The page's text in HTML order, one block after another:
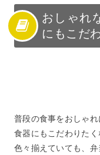
3
働く女性や男性
め
4
機能性とおしゃ
7
弁当箱はランチ
おしゃれ
にもこだ
普段の食事をおしゃ
食器にもこだわりた
色々揃えていても、